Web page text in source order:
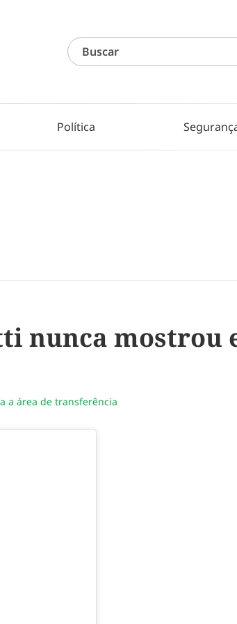
Política
nunca mostrou
a área de transferência